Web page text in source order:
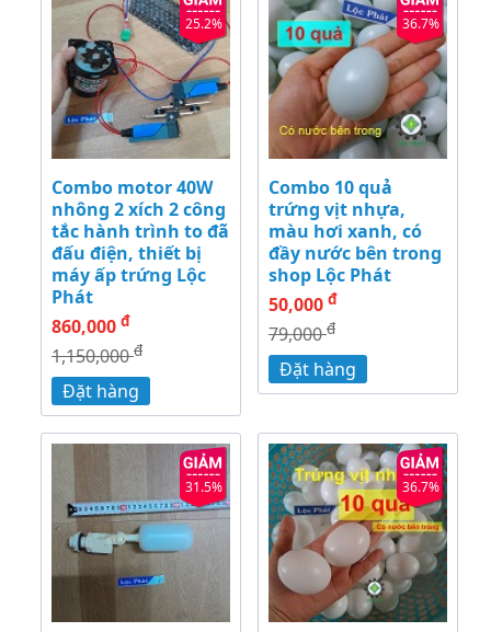
25.2%
Combo motor 40W
nhông 2 xích 2 công
tắc hành trình to đã
đấu điện, thiết bị
máy ấp trứng Lộc
Phát
860,000 đ
1,150,000đ
Đặt hàng
36.7%
Combo 10 quả
trứng vịt nhựa,
màu hơi xanh, có
đầy nước bên trong
shop Lộc Phát
50,000 đ
79,000đ
Đặt hàng
31.5% 36.7%